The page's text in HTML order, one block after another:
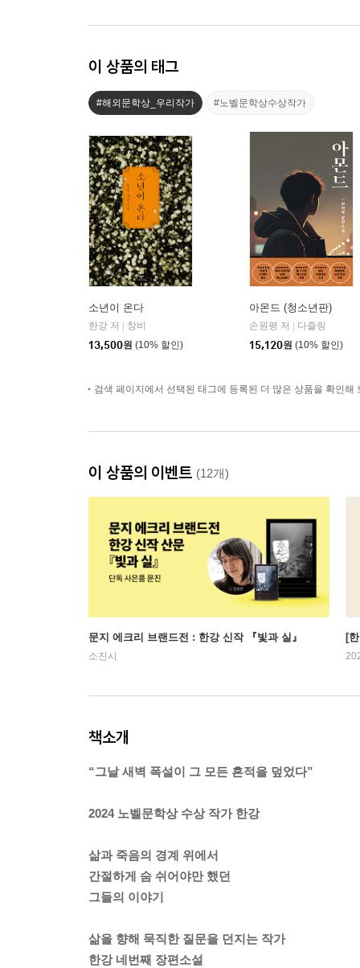
이 상품의 태그
#해외문학상_우리작가 #노벨문학상수상작가
소년이 온다
한강 저
창비
13,500원 (10% 할인)
아몬드 (청소년판)
손원평 저
다즐링
15,120원 (10% 할인)
검색 페이지에서 선택된 태그에 등록된 더 많은 상품을 확인해
이 상품의 이벤트 (12개)
문지 에크리 브랜드전 : 한강 신작 『빛과 실』
소진시
[
책소개
“그날 새벽 폭설이 그 모든 흔적을 덮었다”
2024 노벨문학상 수상 작가 한강
삶과 죽음의 경계 위에서
간절하게 숨 쉬어야만 했던
그들의 이야기
삶을 향해 묵직한 질문을 던지는 작가
한강 네번째 장편소설